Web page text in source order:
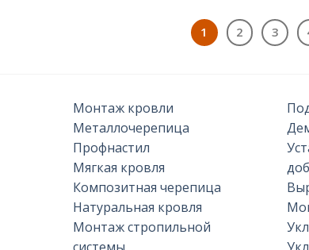
1 2 3
Монтаж кровли
Металлочерепица
Профнастил
Мягкая кровля
Композитная черепица
Натуральная кровля
Монтаж стропильной